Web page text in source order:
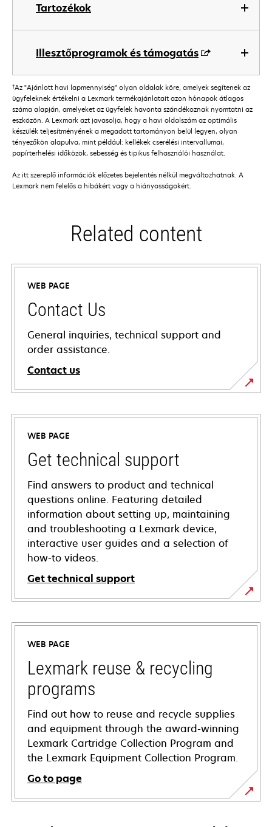
Tartozékok
Illesztőprogramok és támogatás
†Az "Ajánlott havi lapmennyiség" olyan oldalak köre, amelyek segítenek az
ügyfeleknek értékelni a Lexmark termékajánlatait azon hónapok átlagos
száma alapján, amelyeket az ügyfelek havonta szándékoznak nyomtatni az
eszközön. A Lexmark azt javasolja, hogy a havi oldalszám az optimális
készülék teljesítményének a megadott tartományon belül legyen, olyan
tényezőkön alapulva, mint például: kellékek cserélési intervallumai,
papírterhelési időközök, sebesség és tipikus felhasználói használat.
Az itt szereplő információk előzetes bejelentés nélkül megváltozhatnak. A
Lexmark nem felelős a hibákért vagy a hiányosságokért.
Related content
WEB PAGE
Contact Us
General inquiries, technical support and
order assistance.
Contact us
WEB PAGE
Get technical support
Find answers to product and technical
questions online. Featuring detailed
information about setting up, maintaining
and troubleshooting a Lexmark device,
interactive user guides and a selection of
how-to videos.
Get technical support
opens
in
new
tab
WEB PAGE
Lexmark reuse & recycling
programs
Find out how to reuse and recycle supplies
and equipment through the award-winning
Lexmark Cartridge Collection Program and
the Lexmark Equipment Collection Program.
Go to page